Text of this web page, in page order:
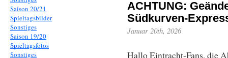
Saison 20/21
Spieltagsbilder
Sonstiges
Saison 19/20
Spieltagsfotos
Sonstiges
ACHTUNG:
Südkurven-
Januar 20th, 2026
Hallo Eintracht-Fans, die